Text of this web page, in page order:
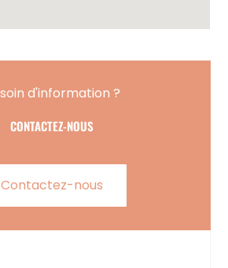
d'information ?
CONTACTEZ-NOUS
Contactez-nous